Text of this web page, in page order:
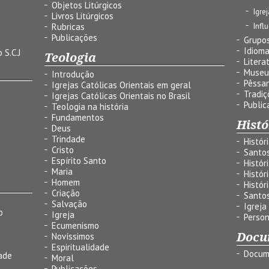
Objetos Litúrgicos
Livros Litúrgicos
Rubricas
Publicações
Teologia
Introdução
Igrejas Católicas Orientais em geral
Igrejas Católicas Orientais no Brasil
Teologia na história
Fundamentos
Deus
Trindade
Cristo
Espírito Santo
Maria
Homem
Criação
Salvação
Igreja
Ecumenismo
Novíssimos
Espiritualidade
Moral
Idioma
Igreja